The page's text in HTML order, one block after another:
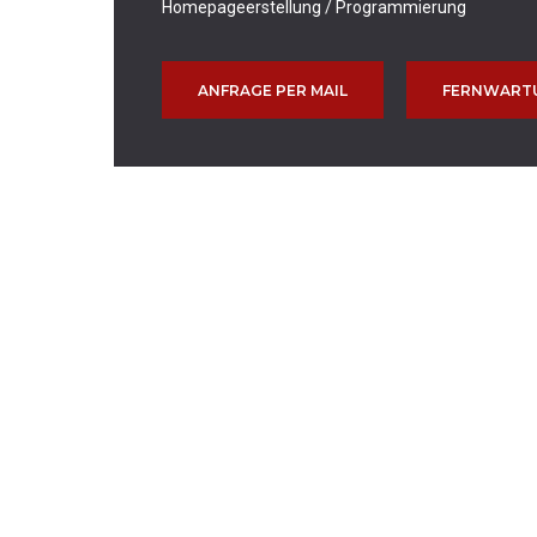
Homepageerstellung / Programmierung
ANFRAGE PER MAIL